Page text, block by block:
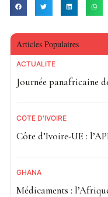
Articles Populaires
ACTUALITE
Journée panafricaine
CÔTE D'IVOIRE
Côte d’Ivoire-UE :
GHANA
Médicaments :